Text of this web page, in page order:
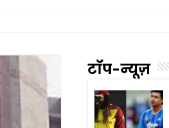
टॉप-न्यूज़